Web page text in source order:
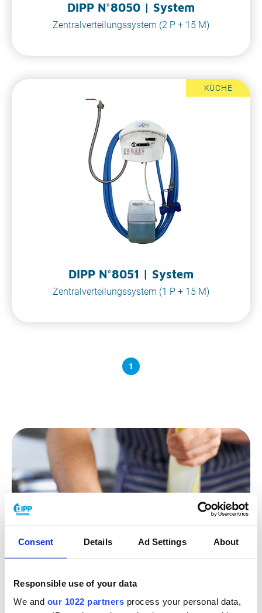
Consent Details Ad Settings About
Responsible use of your data
We and our 1022 partners process your personal data,
DIPP N°8050 | System
Zentralverteilungssystem (2 P + 15 M)
KÜCHE
DIPP N°8051 | System
Zentralverteilungssystem (1 P + 15 M)
1
AUSWAHLHILFE
Was suchen Sie genau?